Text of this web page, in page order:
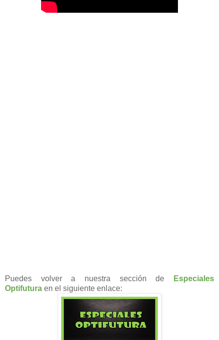
Puedes volver a nuestra sección de
Especiales
Optifutura en el siguiente enlace: